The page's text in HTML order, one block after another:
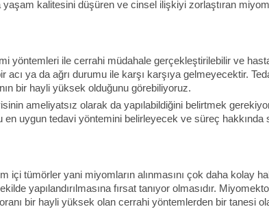
kalitesini düşüren ve cinsel ilişkiyi zorlaştıran
yöntemleri ile cerrahi müdahale gerçekleştirilebilir ve
acı ya da ağrı durumu ile karşı karşıya gelmeyecektir.
bir hayli yüksek olduğunu görebiliyoruz.
ameliyatsız olarak da yapılabildiğini belirtmek
en uygun tedavi yöntemini belirleyecek ve süreç hakkında
içi tümörler yani miyomların alınmasını çok daha kolay
yapılandırılmasına fırsat tanıyor olmasıdır.
bir hayli yüksek olan cerrahi yöntemlerden bir tanesi